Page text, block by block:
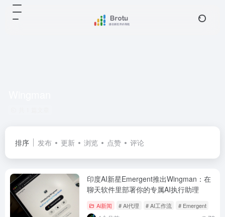
排序 发布 更新 浏览 点赞 评论
印度AI新星Emergent推出Wingman：在
聊天软件里部署你的专属AI执行助理
Ai新闻 # AI代理 # AI工作流 # Emergent